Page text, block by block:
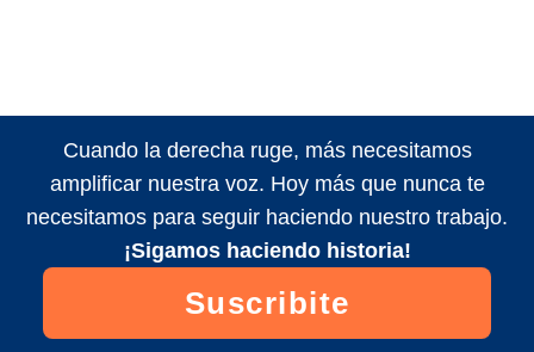
Cuando la derecha ruge, más necesitamos
amplificar nuestra voz. Hoy más que nunca te
necesitamos para seguir haciendo nuestro trabajo.
¡Sigamos haciendo historia!
Suscribite